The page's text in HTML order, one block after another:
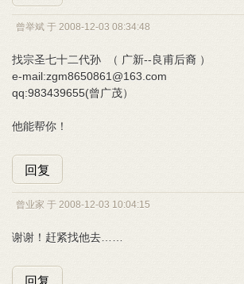
曾举斌 于 2008-12-03 08:34:48
找宗圣七十二代孙 （ 广新--良甫后裔 ）
e-mail:zgm8650861@163.com
qq:983439655(曾广茂）
他能帮你！
回复
曾业家 于 2008-12-03 10:04:15
谢谢！赶紧找他去……
回复